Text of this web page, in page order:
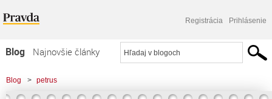
Registrácia Prihlásenie
Blog
Najnovšie články
Najčítanejšie články
Blog > petrus